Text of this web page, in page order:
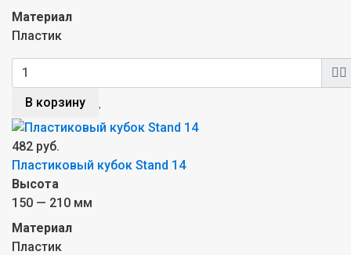
Материал
Пластик
В корзину
482 руб.
Пластиковый кубок Stand 14
Высота
150 — 210 мм
Материал
Пластик